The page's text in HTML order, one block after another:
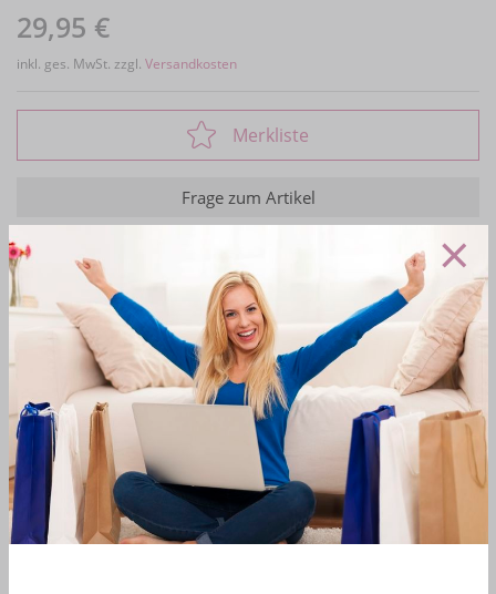
29,95 €
inkl. ges. MwSt. zzgl. Versandkosten
Merkliste
Frage zum Artikel
Produktdetails Bewertungen
Satin Kommunion Bolero - Weiß
Farbe: Weiß
Dieser Bolero passt farblich zu allen weißen
Kommunionkleidern
Material: 100% Polyester
Hersteller: Eisend Kids
×